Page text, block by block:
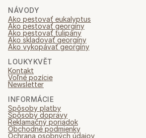
NÁVODY
Ako pestovať eukalyptus
Ako pestovať georgíny
Ako pestovať tulipány
Ako skladovať georgíny
Ako vykopávať georgíny
LOUKYKVĚT
Kontakt
Voľné pozície
Newsletter
INFORMÁCIE
Spôsoby platby
Spôsoby dopravy
Reklamačný poriadok
Obchodné podmienky
Ochrana osobných údajov